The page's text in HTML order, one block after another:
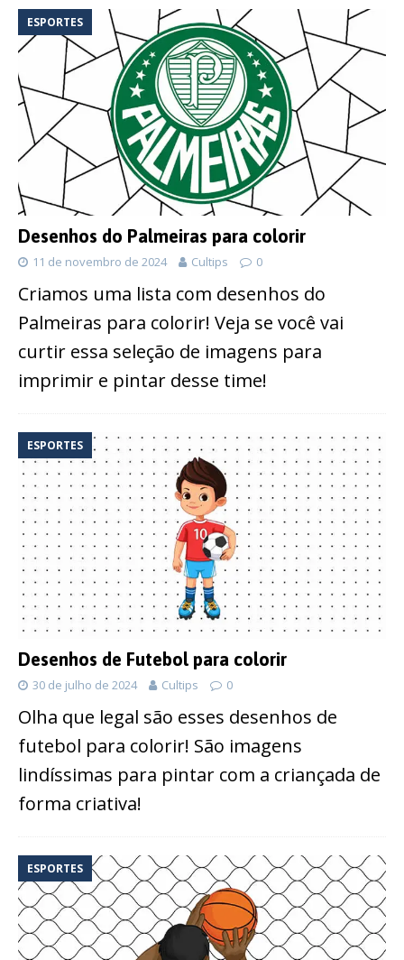
ESPORTES
Desenhos do Palmeiras para colorir
11 de novembro de 2024 Cultips 0
Criamos uma lista com desenhos do
Palmeiras para colorir! Veja se você vai
curtir essa seleção de imagens para
imprimir e pintar desse time!
ESPORTES
Desenhos de Futebol para colorir
30 de julho de 2024 Cultips 0
Olha que legal são esses desenhos de
futebol para colorir! São imagens
lindíssimas para pintar com a criançada de
forma criativa!
ESPORTES